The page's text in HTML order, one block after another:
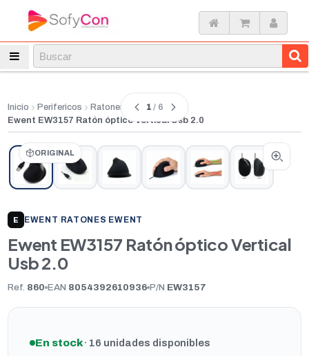
Inicio Perifericos
Ratones
Ewent EW3157 Ratón óptico Vertical Usb 2.0
ORIGINAL
1 / 6
E EWENT RATONES EWENT
Ewent EW3157 Ratón óptico Vertical
Usb 2.0
Ref. 860 EAN 8054392610936 P/N EW3157
En stock· 16 unidades disponibles